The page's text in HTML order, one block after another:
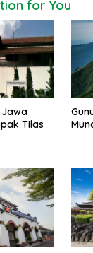
for You
Tilas